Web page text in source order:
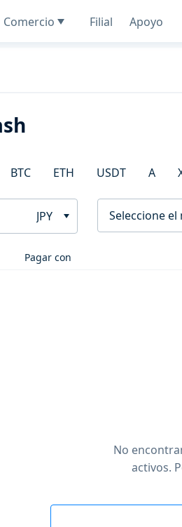
Comercio Filial Apoyo
BTC ETH USDT A
JPY Seleccione
Pagar con
No
activos.